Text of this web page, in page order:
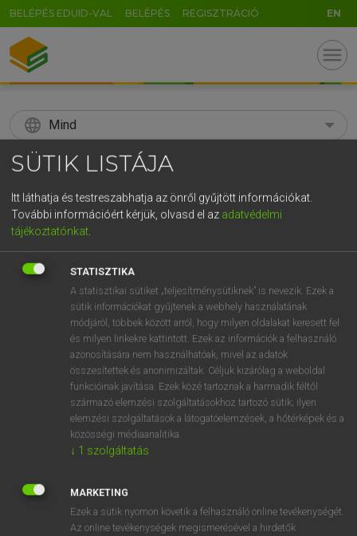
BELÉPÉS EDUID-VAL BELÉPÉS REGISZTRÁCIÓ EN
menu
language Mind
search
KERESÉS
Díjmentes angol szótár
kengyel(vas)
kúszóvas
keresése szótárainkban
DÍJMENTES ANGOL SZÓTÁR
stíröl
SÜTIK LISTÁJA
Itt láthatja és testreszabhatja az önről gyűjtött információkat.
További információért kérjük, olvasd el az adatvédelmi
tájékoztatónkat
STATISZTIKA
A statisztikai sütiket „teljesítménysütiknek” is nevezik. Ezek a
sütik információkat gyűjtenek a webhely használatának
módjáról, többek között arról, hogy milyen oldalakat keresett fel
és milyen linkekre kattintott. Ezek az információk a felhasználó
azonosítására nem használhatóak, mivel az adatok
összesítettek és anonimizáltak. Céljuk kizárólag a weboldal
funkcióinak javítása. Ezek közé tartoznak a harmadik féltől
származó elemzési szolgáltatásokhoz tartozó sütik; ilyen
elemzési szolgáltatások a látogatóelemzések, a hőtérképek és a
közösségi médiaanalitika.
↓ 1 szolgáltatás
MARKETING
Ezek a sütik nyomon követik a felhasználó online tevékenységét.
Az online tevékenységek megismerésével a hirdetők
GR
5 6 7 8 9 ö ü ó
r t z u i o p ő ú
k l ű
n m , . - AltGr